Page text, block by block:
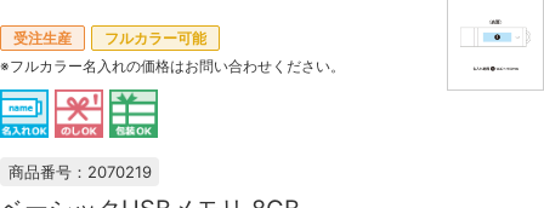
受注生産
フルカラー可能
※フルカラー名入れの価格はお問い合わせください。
商品番号：2070219